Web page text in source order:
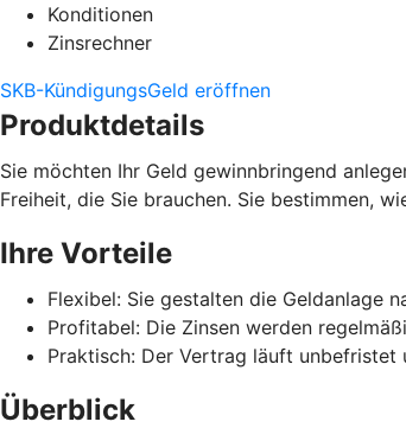
Konditionen
Zinsrechner
SKB-KündigungsGeld eröffnen
Produktdetails
Sie möchten Ihr Geld gewinnbringend
Freiheit, die Sie brauchen. Sie bestimmen,
Ihre Vorteile
Flexibel: Sie gestalten die Geldanlage
Profitabel: Die Zinsen werden
Praktisch: Der Vertrag läuft unbefristet
Überblick